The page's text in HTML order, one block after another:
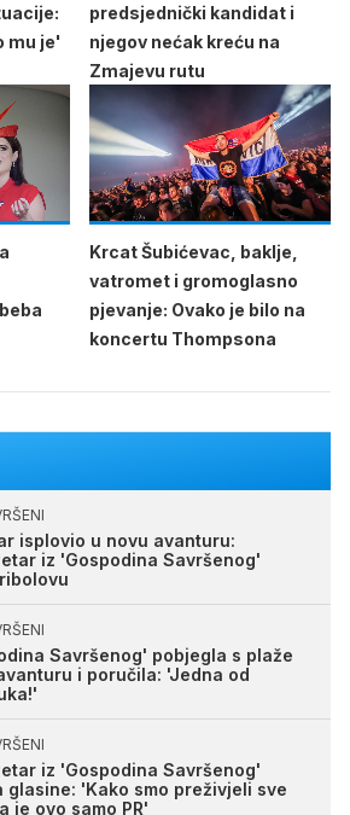
mu je'
predsjednički kandidat i
njegov nećak kreću na
Zmajevu rutu
Krcat Šubićevac, baklje,
vatromet i gromoglasno
pjevanje: Ovako je bilo na
koncertu Thompsona
isplovio u novu avanturu:
iz 'Gospodina Savršenog'
Savršenog' pobjegla s plaže
i poručila: 'Jedna od
iz 'Gospodina Savršenog'
glasine: 'Kako smo preživjeli sve
je ovo samo PR'